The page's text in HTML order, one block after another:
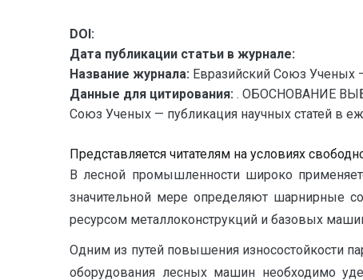
DOI:
Дата публикации статьи в журнале:
Название журнала: Евразийский Союз Ученых
Данные для цитирования: . ОБОСНОВАНИЕ
Союз Ученых — публикация научных статей в
Представляется читателям на условиях
В лесной промышленности широко
значительной мере определяют шарнирные
ресурсом металлоконструкций и базовых
Одним из путей повышения износостойкости
оборудования лесных машин необходимо